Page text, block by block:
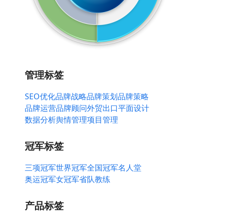
管理标签
SEO优化品牌战略品牌策划品牌策略
品牌运营品牌顾问外贸出口平面设计
数据分析舆情管理项目管理
冠军标签
三项冠军世界冠军全国冠军名人堂
奥运冠军女冠军省队教练
产品标签